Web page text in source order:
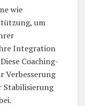
wie
um
Integration
Coaching-
Verbesserung
Stabilisierung